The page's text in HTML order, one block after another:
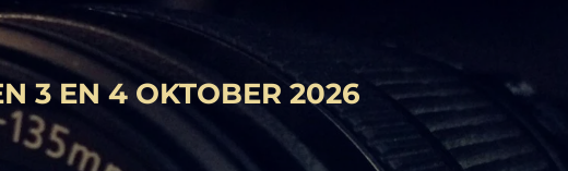
3 EN 4 OKTOBER 2026